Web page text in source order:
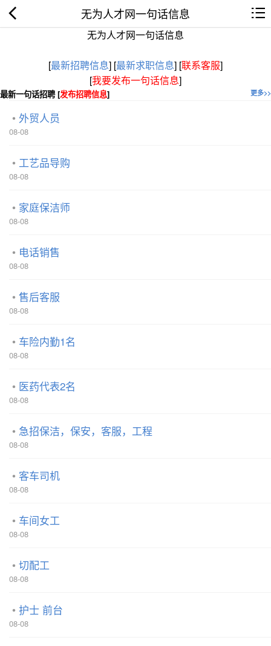
无为人才网一句话信息
无为人才网一句话信息
[最新招聘信息] [最新求职信息] [联系客服]
[我要发布一句话信息]
更多>>
最新一句话招聘 [发布招聘信息]
外贸人员
08-08
工艺品导购
08-08
家庭保洁师
08-08
电话销售
08-08
售后客服
08-08
车险内勤1名
08-08
医药代表2名
08-08
急招保洁，保安，客服，工程
08-08
客车司机
08-08
车间女工
08-08
切配工
08-08
护士 前台
08-08